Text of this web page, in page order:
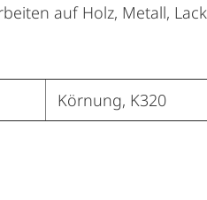
auf Holz, Metall,
Körnung, K320